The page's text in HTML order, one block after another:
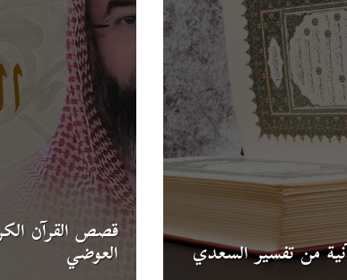
من تفسير السعدي
قصص القرآن
العوضي